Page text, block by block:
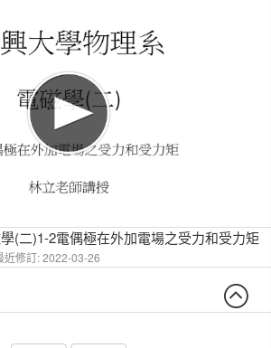
(二)1-2電偶極在外加電場之受力和受力矩
近修訂: 2022-03-26